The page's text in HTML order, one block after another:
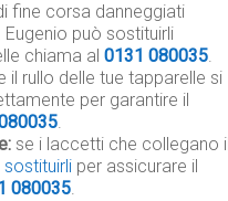
fine corsa danneggiati
può sostituirli
chiama al 0131 080035.
il rullo delle tue tapparelle si
per garantire il
.
se i laccetti che collegano il
sostituirli per assicurare il
080035.